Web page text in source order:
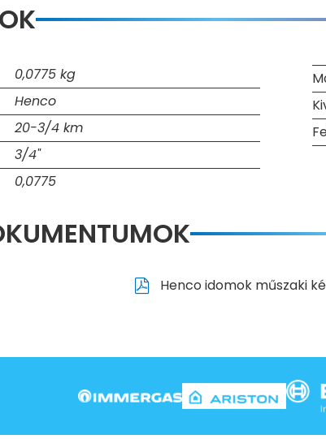
0,0775 kg
Henco
20-3/4 km
3/4"
0,0775
Henco idomok műszaki